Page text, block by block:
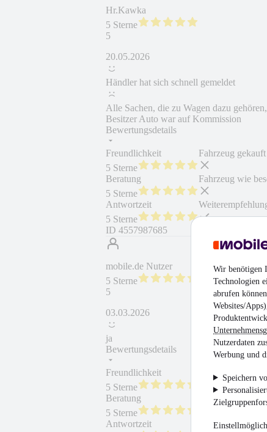
Wir benötigen
Technologien
abrufen
Websites/
Nutzerdaten
Werbung und
Speichern
Hr.Kawka
5 Sterne
5
20.05.2026
Händler hat sich schnell gemeldet
Alle Sachen, die zu Wagen dazu
Besitzer Auto war auf Kommission
Bewertungsdetails
Freundlichkeit
5 Sterne
Beratung
5 Sterne
Antwortzeit
5 Sterne
Fahrzeug gekauft
Fahrzeug wie
ID 4557987685
mobile.de Nutzer
5 Sterne
5
03.03.2026
ja
Bewertungsdetails
Freundlichkeit
5 Sterne
Beratung
5 Sterne
Antwortzeit
Fahrzeug gekauft
Fahrzeug wie